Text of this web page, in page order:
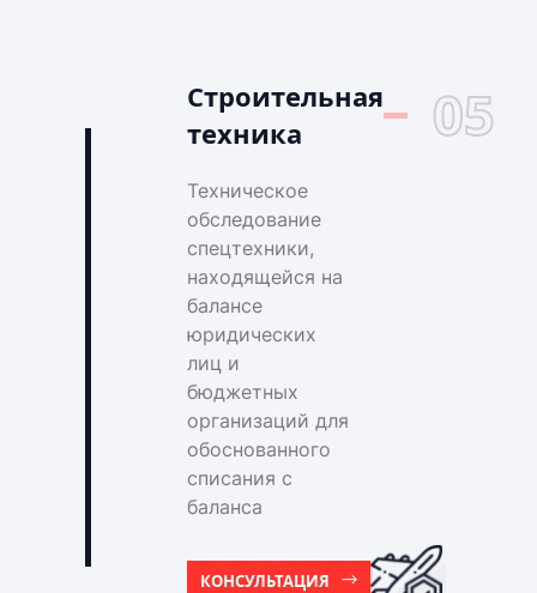
Строительная
техника
05
Техническое
обследование
спецтехники,
находящейся на
балансе
юридических
лиц и
бюджетных
организаций для
обоснованного
списания с
баланса
КОНСУЛЬТАЦИЯ